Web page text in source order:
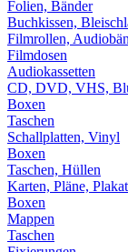
Folien, Bänder
Buchkissen,
Filmrollen,
Filmdosen
Audiokassetten
CD, DVD, VHS,
Boxen
Taschen
Schallplatten, Vinyl
Boxen
Taschen, Hüllen
Karten, Pläne,
Boxen
Mappen
Taschen